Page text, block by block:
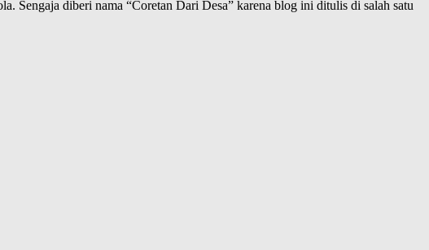
Sengaja diberi nama “Coretan Dari Desa” karena blog ini ditulis di salah satu